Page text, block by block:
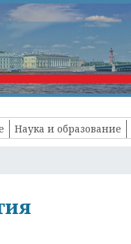
Наука и образование